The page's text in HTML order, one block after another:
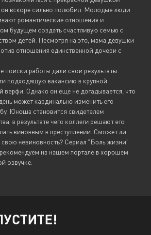
вскоре сильно полюбил. Молодые люди
романтические отношения и
будущем создать счастливую семью с
детей. Несмотря на это, мама девушки
отношения единственной дочери с
поиски работы дали свои результаты:
подходящую вакансию в крупной
верфи. Однако он ещё не догадывается, что
может кардинально изменить его
Юноша становится свидетелем
в результате чего коллеги решают его
виновным в преступлении. Сможет ли
невиновность? Сериал "Боль жизни"
на нашем портале в хорошем
озвучке.